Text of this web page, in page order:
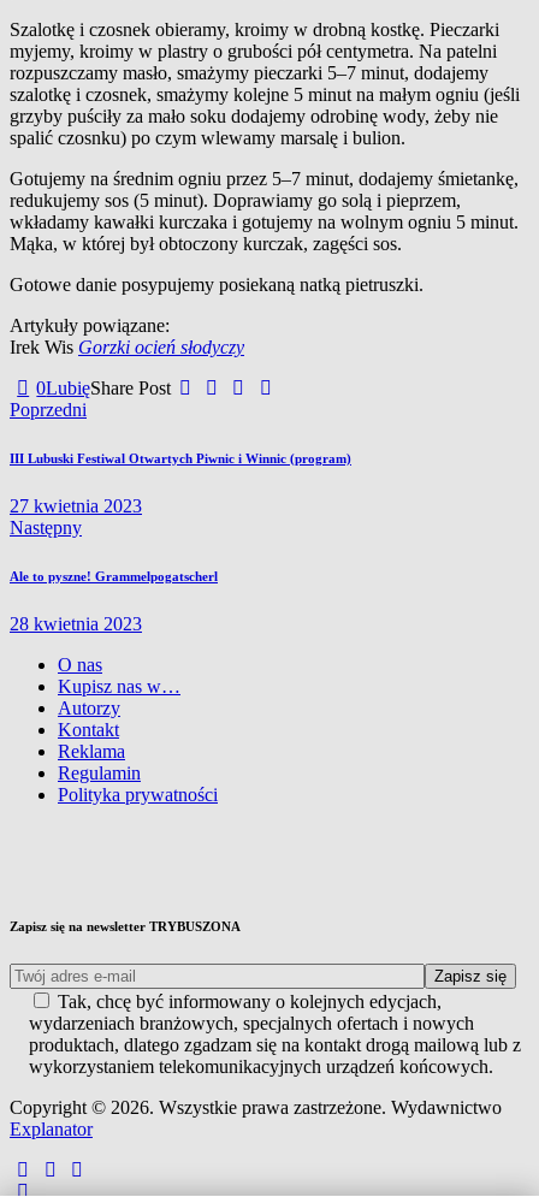
Szalotkę i czosnek obieramy, kroimy w drobną kostkę. Pieczarki
myjemy, kroimy w plastry o grubości pół centymetra. Na patelni
rozpuszczamy masło, smażymy pieczarki 5–7 minut, dodajemy
szalotkę i czosnek, smażymy kolejne 5 minut na małym ogniu (jeśli
grzyby puściły za mało soku dodajemy odrobinę wody, żeby nie
spalić czosnku) po czym wlewamy marsalę i bulion.
Gotujemy na średnim ogniu przez 5–7 minut, dodajemy śmietankę,
redukujemy sos (5 minut). Doprawiamy go solą i pieprzem,
wkładamy kawałki kurczaka i gotujemy na wolnym ogniu 5 minut.
Mąka, w której był obtoczony kurczak, zagęści sos.
Gotowe danie posypujemy posiekaną natką pietruszki.
Artykuły powiązane:
Irek Wis Gorzki ocień słodyczy
0LubięShare Post
Nawigacja
wpisu
Poprzedni
III Lubuski Festiwal Otwartych Piwnic i Winnic (program)
27 kwietnia 2023
Następny
Ale to pyszne! Grammelpogatscherl
28 kwietnia 2023
O nas
Kupisz nas w…
Autorzy
Kontakt
Reklama
Regulamin
Polityka prywatności
Zapisz się na newsletter TRYBUSZONA
Tak, chcę być informowany o kolejnych edycjach,
wydarzeniach branżowych, specjalnych ofertach i nowych
produktach, dlatego zgadzam się na kontakt drogą mailową lub z
wykorzystaniem telekomunikacyjnych urządzeń końcowych.
Copyright © 2026. Wszystkie prawa zastrzeżone. Wydawnictwo
Explanator